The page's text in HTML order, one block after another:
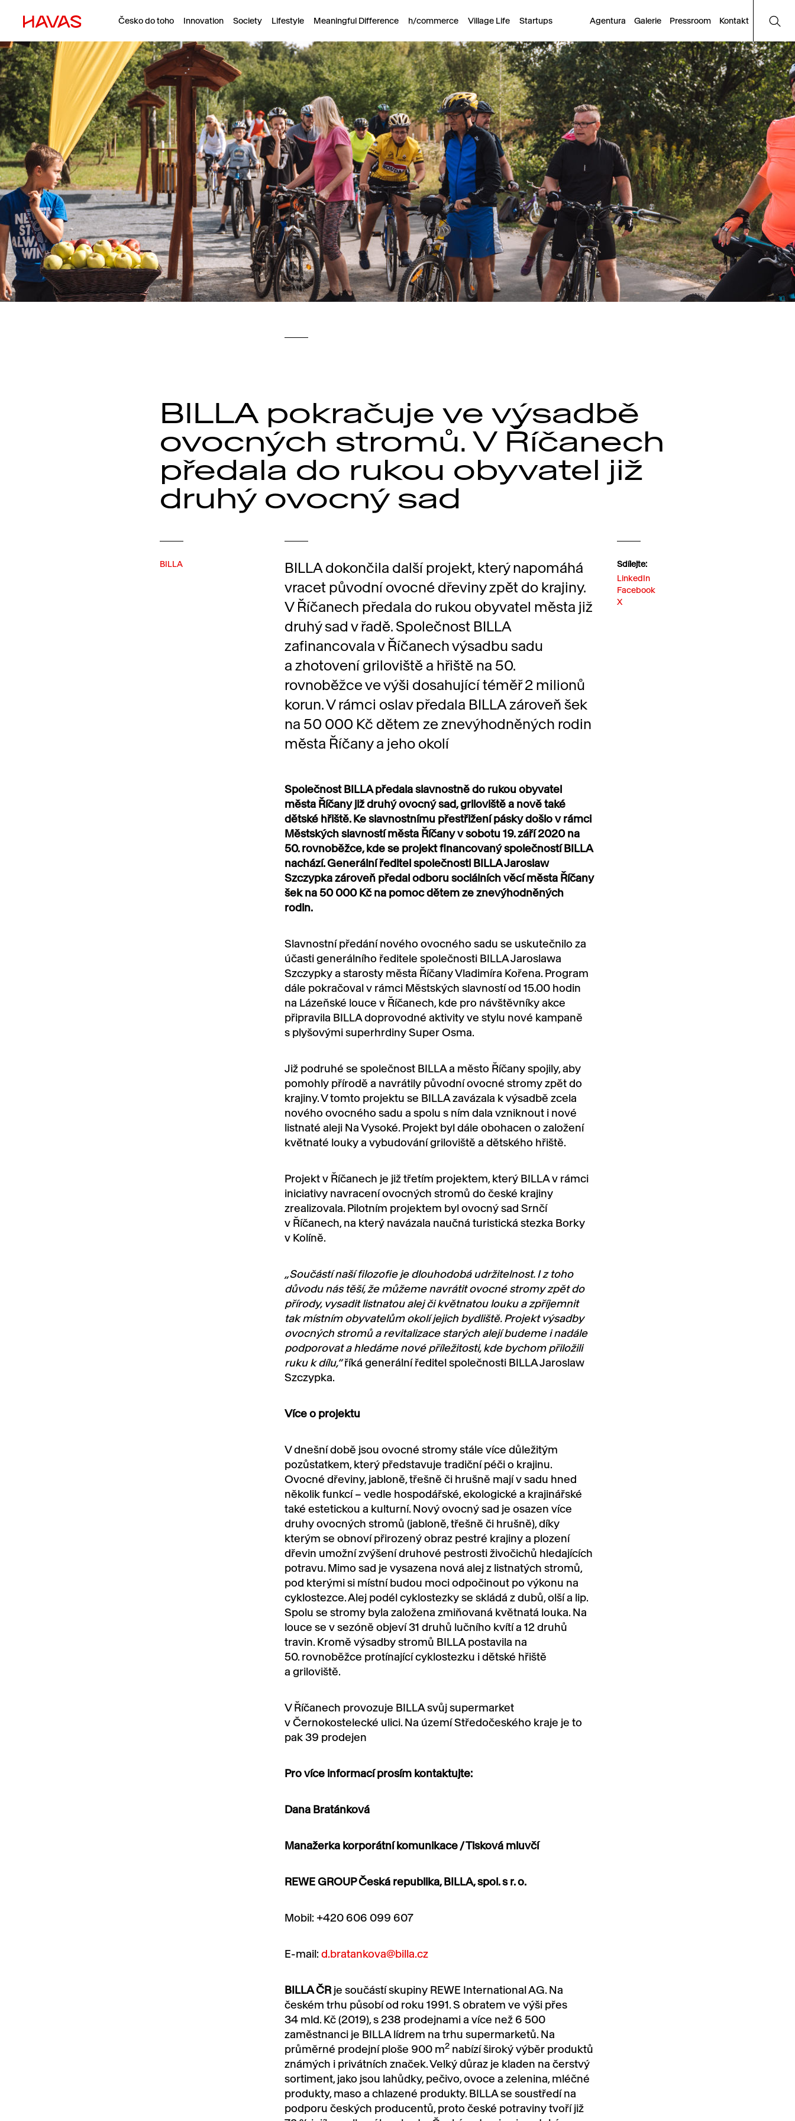
Česko do toho Innovation Society Lifestyle Meaningful Difference h/commerce Village Life Startups Agentura Galerie Pressroom Kontakt
BILLA pokračuje ve výsadbě
ovocných stromů. V Říčanech
předala do rukou obyvatel již
druhý ovocný sad
BILLA
BILLA dokončila další projekt, který napomáhá
vracet původní ovocné dřeviny zpět do krajiny.
V Říčanech předala do rukou obyvatel města již
druhý sad v řadě. Společnost BILLA
zafinancovala v Říčanech výsadbu sadu
a zhotovení griloviště a hřiště na 50.
rovnoběžce ve výši dosahující téměř 2 milionů
korun. V rámci oslav předala BILLA zároveň šek
na 50 000 Kč dětem ze znevýhodněných rodin
města Říčany a jeho okolí
Sdílejte:
LinkedIn
Facebook
X
Společnost BILLA předala slavnostně do rukou obyvatel
města Říčany již druhý ovocný sad, griloviště a nově také
dětské hřiště. Ke slavnostnímu přestřižení pásky došlo v rámci
Městských slavností města Říčany v sobotu 19. září 2020 na
50. rovnoběžce, kde se projekt financovaný společností BILLA
nachází. Generální ředitel společnosti BILLA Jaroslaw
Szczypka zároveň předal odboru sociálních věcí města Říčany
šek na 50 000 Kč na pomoc dětem ze znevýhodněných
rodin.
Slavnostní předání nového ovocného sadu se uskutečnilo za
účasti generálního ředitele společnosti BILLA Jaroslawa
Szczypky a starosty města Říčany Vladimíra Kořena. Program
dále pokračoval v rámci Městských slavností od 15.00 hodin
na Lázeňské louce v Říčanech, kde pro návštěvníky akce
připravila BILLA doprovodné aktivity ve stylu nové kampaně
s plyšovými superhrdiny Super Osma.
Již podruhé se společnost BILLA a město Říčany spojily, aby
pomohly přírodě a navrátily původní ovocné stromy zpět do
krajiny. V tomto projektu se BILLA zavázala k výsadbě zcela
nového ovocného sadu a spolu s ním dala vzniknout i nové
listnaté aleji Na Vysoké. Projekt byl dále obohacen o založení
květnaté louky a vybudování griloviště a dětského hřiště.
Projekt v Říčanech je již třetím projektem, který BILLA v rámci
iniciativy navracení ovocných stromů do české krajiny
zrealizovala. Pilotním projektem byl ovocný sad Srnčí
v Říčanech, na který navázala naučná turistická stezka Borky
v Kolíně.
„Součástí naší filozofie je dlouhodobá udržitelnost. I z toho
důvodu nás těší, že můžeme navrátit ovocné stromy zpět do
přírody, vysadit listnatou alej či květnatou louku a zpříjemnit
tak místním obyvatelům okolí jejich bydliště. Projekt výsadby
ovocných stromů a revitalizace starých alejí budeme i nadále
podporovat a hledáme nové příležitosti, kde bychom přiložili
ruku k dílu,“říká generální ředitel společnosti BILLA Jaroslaw
Szczypka.
Více o projektu
V dnešní době jsou ovocné stromy stále více důležitým
pozůstatkem, který představuje tradiční péči o krajinu.
Ovocné dřeviny, jabloně, třešně či hrušně mají v sadu hned
několik funkcí – vedle hospodářské, ekologické a krajinářské
také estetickou a kulturní. Nový ovocný sad je osazen více
druhy ovocných stromů (jabloně, třešně či hrušně), díky
kterým se obnoví přirozený obraz pestré krajiny a plození
dřevin umožní zvýšení druhové pestrosti živočichů hledajících
potravu. Mimo sad je vysazena nová alej z listnatých stromů,
pod kterými si místní budou moci odpočinout po výkonu na
cyklostezce. Alej podél cyklostezky se skládá z dubů, olší a lip.
Spolu se stromy byla založena zmiňovaná květnatá louka. Na
louce se v sezóně objeví 31 druhů lučního kvítí a 12 druhů
travin. Kromě výsadby stromů BILLA postavila na
50. rovnoběžce protínající cyklostezku i dětské hřiště
a griloviště.
V Říčanech provozuje BILLA svůj supermarket
v Černokostelecké ulici. Na území Středočeského kraje je to
pak 39 prodejen
Pro více informací prosím kontaktujte:
Dana Bratánková
Manažerka korporátní komunikace / Tisková mluvčí
REWE GROUP Česká republika, BILLA, spol. s r. o.
Mobil: +420 606 099 607
E-mail: d.bratankova@billa.cz
BILLA ČRje součástí skupiny REWE International AG. Na
českém trhu působí od roku 1991. S obratem ve výši přes
34 mld. Kč (2019), s 238 prodejnami a více než 6 500
zaměstnanci je BILLA lídrem na trhu supermarketů. Na
průměrné prodejní ploše 900 m2nabízí široký výběr produktů
známých i privátních značek. Velký důraz je kladen na čerstvý
sortiment, jako jsou lahůdky, pečivo, ovoce a zelenina, mléčné
produkty, maso a chlazené produkty. BILLA se soustředí na
podporu českých producentů, proto české potraviny tvoří již